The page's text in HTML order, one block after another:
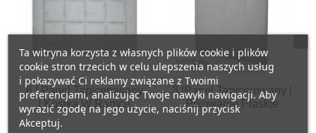
Ta witryna korzysta z własnych plików cookie i plików
cookie stron trzecich w celu ulepszenia naszych usług
i pokazywać Ci reklamy związane z Twoimi
preferencjami, analizując Twoje nawyki nawigacji. Aby
wyrazić zgodę na jego użycie, naciśnij przycisk
Akceptuj.
6 | Panel Tapicerowany
| Kostka W Ramce
3 |Panel Tapicerowany |
Pikowanie Płaskie